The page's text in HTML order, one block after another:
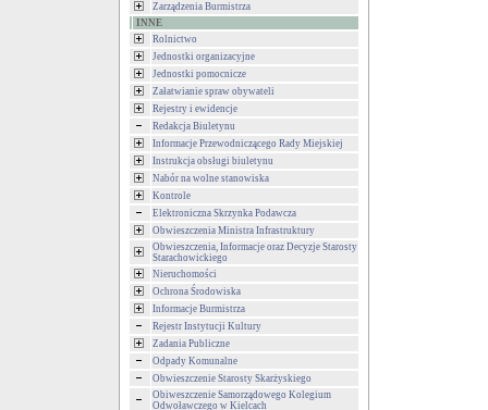
Zarządzenia Burmistrza
INNE
Rolnictwo
Jednostki organizacyjne
Jednostki pomocnicze
Załatwianie spraw obywateli
Rejestry i ewidencje
Redakcja Biuletynu
Informacje Przewodniczącego Rady Miejskiej
Instrukcja obsługi biuletynu
Nabór na wolne stanowiska
Kontrole
Elektroniczna Skrzynka Podawcza
Obwieszczenia Ministra Infrastruktury
Obwieszczenia, Informacje oraz Decyzje Starosty
Starachowickiego
Nieruchomości
Ochrona Środowiska
Informacje Burmistrza
Rejestr Instytucji Kultury
Zadania Publiczne
Odpady Komunalne
Obwieszczenie Starosty Skarżyskiego
Obiweszczenie Samorządowego Kolegium
Odwoławczego w Kielcach